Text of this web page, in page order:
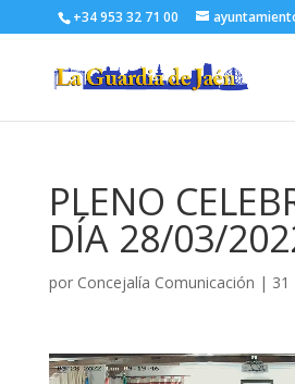
+34 953 32 71 00
PLENO
DÍA 28/03/
por Concejalía Comunicación | 31
Reproductor